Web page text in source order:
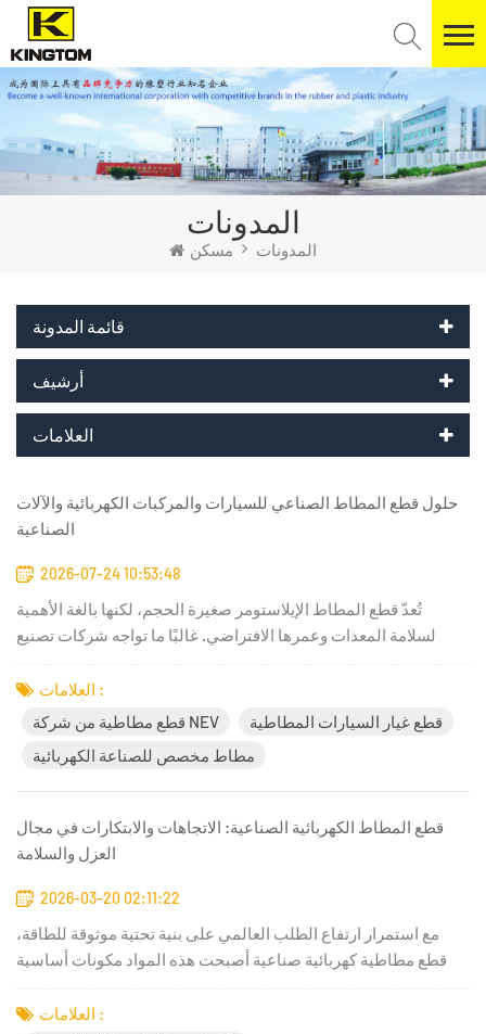
المدونات
مسكن المدونات
قائمة المدونة
أرشيف
العلامات
حلول قطع المطاط الصناعي للسيارات والمركبات الكهربائية والآلات
الصناعية
2026-07-24 10:53:48
تُعدّ قطع المطاط الإيلاستومر صغيرة الحجم، لكنها بالغة الأهمية
لسلامة المعدات وعمرها الافتراضي. غالبًا ما تواجه شركات تصنيع
الشوكية مشاكل متكررة، مثل: التشققات المبكرة، وضبابية مصابيح
السيارات، وارتفاع نسبة المركبات العضوية المتطايرة داخل...
العلامات :
قطع مطاطية من شركة NEV
قطع غيار السيارات المطاطية
مطاط مخصص للصناعة الكهربائية
قطع المطاط الكهربائية الصناعية: الاتجاهات والابتكارات في مجال
العزل والسلامة
2026-03-20 02:11:22
مع استمرار ارتفاع الطلب العالمي على بنية تحتية موثوقة للطاقة،
قطع مطاطية كهربائية صناعية أصبحت هذه المواد مكونات أساسية
تحديث شبكات التوزيع القديمة وتوسيع البنية التحتية لشحن المركبات
العلامات :